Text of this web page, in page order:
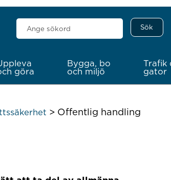
Sök
här
göra
Bygga, bo
och miljö
Trafik
gator
> Offentlig handling